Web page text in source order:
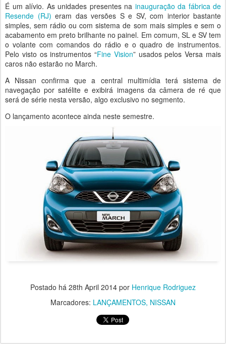
É um alívio. As unidades presentes na inauguração da fábrica de
Resende (RJ) eram das versões S e SV, com interior bastante
simples, sem rádio ou com sistema de som mais simples e sem o
acabamento em preto brilhante no painel. Em comum, SL e SV tem
o volante com comandos do rádio e o quadro de instrumentos.
Pelo visto os instrumentos “Fine Vision” usados pelos Versa mais
caros não estarão no March.
A Nissan confirma que a central multimídia terá sistema de
navegação por satélite e exibirá imagens da câmera de ré que
será de série nesta versão, algo exclusivo no segmento.
O lançamento acontece ainda neste semestre.
Postado há 28th April 2014 por Henrique Rodriguez
Marcadores: LANÇAMENTOS NISSAN